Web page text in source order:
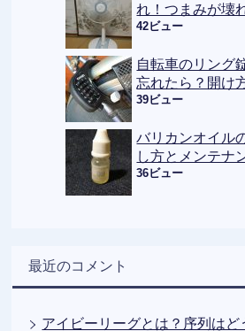
れ！つまみが壊
42ビュー
自転車のリング
忘れたら？開け
39ビュー
バリカンオイル
し方とメンテナ
36ビュー
最近のコメント
アイビーリーグとは？序列はど